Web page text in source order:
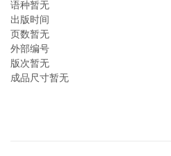
语种暂无
出版时间
页数暂无
外部编号
版次暂无
成品尺寸暂无